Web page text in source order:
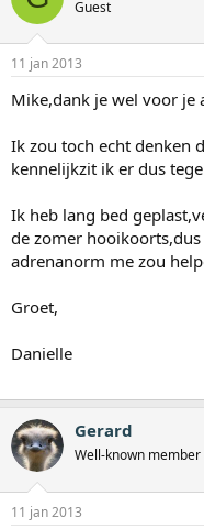
Guest
11 jan 2013
Mike,dank je wel voor je
Ik zou toch echt denken
kennelijkzit ik er dus
Ik heb lang bed
de zomer
adrenanorm me zou
Groet,
Danielle
Gerard
Well-known member
11 jan 2013